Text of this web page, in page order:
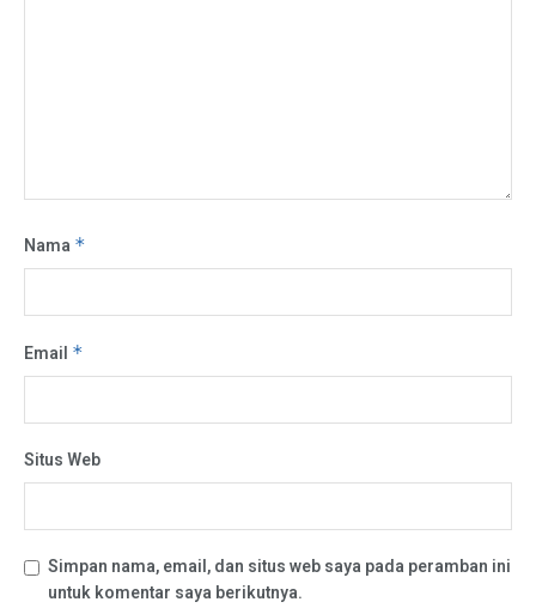
Nama *
Email *
Situs Web
Simpan nama, email, dan situs web saya pada peramban ini
untuk komentar saya berikutnya.